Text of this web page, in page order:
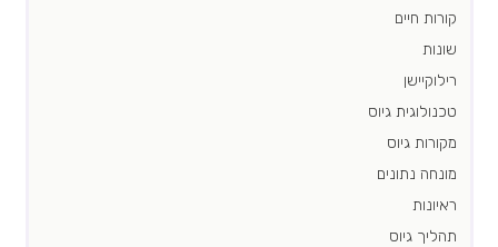
קורות חיים
שונות
רילוקיישן
טכנולוגית גיוס
מקורות גיוס
מונחה נתונים
ראיונות
תהליך גיוס